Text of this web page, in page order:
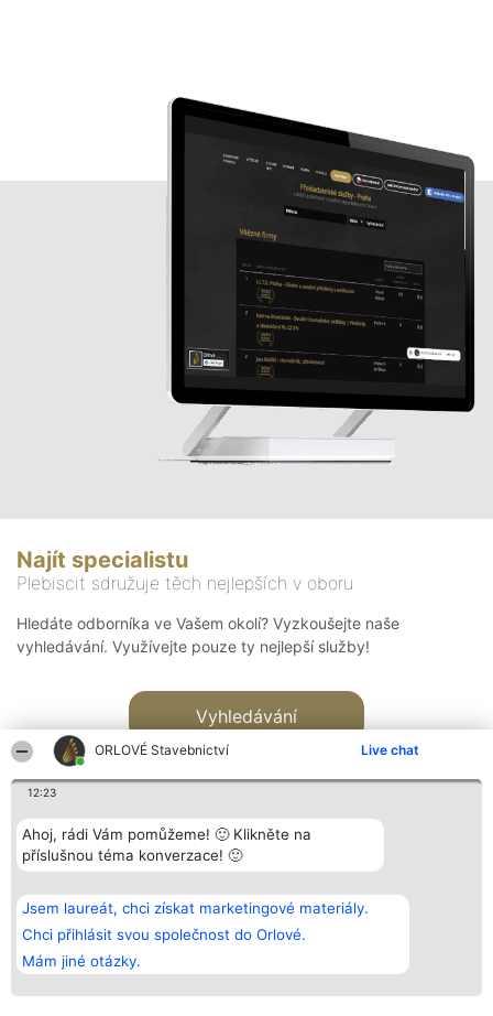
ORLOVÉ Stavebnictví Live chat
12:23
Ahoj, rádi Vám pomůžeme! 🙂 Klikněte na
příslušnou téma konverzace! 🙂
Jsem laureát, chci získat marketingové materiály.
Chci přihlásit svou společnost do Orlové.
Mám jiné otázky.
Najít specialistu
Plebiscit sdružuje těch nejlepších v oboru
Hledáte odborníka ve Vašem okolí? Vyzkoušejte naše
vyhledávání. Využívejte pouze ty nejlepší služby!
Vyhledávání
Bright Side Solutions sp. z o.
o. sp. k.
ul. Ruska 22
Wrocław 50-079
KRS 0000749100 | Regon
381313360 | NIP 8943132676
Vítězové
Seznam všech
laureátů
Zásady
Zásady
Kontakt